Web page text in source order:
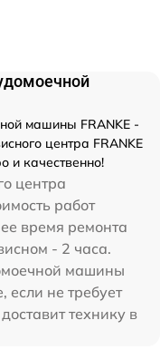
машины FRANKE -
центра FRANKE
и качественно!
центра
работ
время ремонта
- 2 часа.
машины
если не требует
технику в